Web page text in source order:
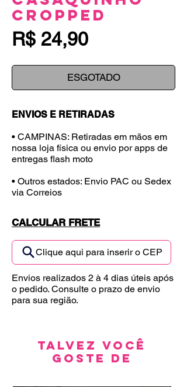
Cropped
R$ 24,90Preço
ESGOTADO
ENVIOS E RETIRADAS
• CAMPINAS: Retiradas em mãos em
nossa loja física ou envio por apps de
entregas flash moto
• Outros estados: Envio PAC ou Sedex
via Correios
CALCULAR FRETE
Clique aqui para inserir o CEP
Envios realizados 2 à 4 dias úteis após
o pedido. Consulte o prazo de envio
para sua região.
Talvez você
goste de